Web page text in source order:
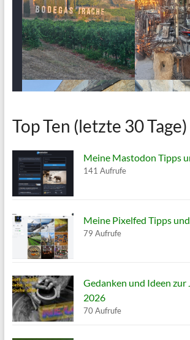
Top Ten (letzte 30 Tage)
Meine Mastodon Tipps
141 Aufrufe
Meine Pixelfed Tipps
79 Aufrufe
Gedanken und Ideen zur
2026
70 Aufrufe